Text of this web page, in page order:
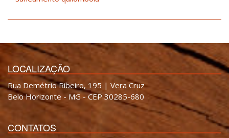
LOCALIZAÇÃO
Rua Demétrio Ribeiro, 195 | Vera Cruz
Belo Horizonte - MG - CEP 30285-680
CONTATOS